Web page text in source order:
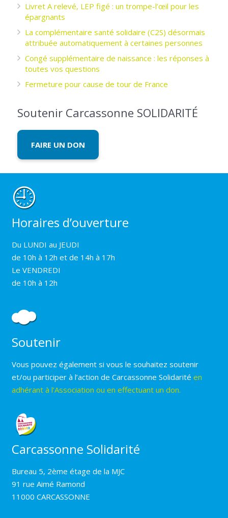
Livret A relevé, LEP figé : un trompe-l’œil pour les
épargnants ­
La complémentaire santé solidaire (C2S) désormais
attribuée automatiquement à certaines personnes
Congé supplémentaire de naissance : les réponses à
toutes vos questions
Fermeture pour cause de tour de France
Soutenir Carcassonne SOLIDARITÉ
FAIRE UN DON
Horaires d’ouverture
Du LUNDI au JEUDI
de 10h à 12h et de 14h à 17h
Le VENDREDI
de 10h à 12h
Soutenir
Vous pouvez également si vous le souhaitez soutenir
et/ou participer à l’action de Carcassonne Solidarité en
adhérant à l’Association ou en effectuant un don.
Carcassonne Solidarité
Bureau 5, 2ème étage de la MJC
91 rue Aimé Ramond
11000 CARCASSONNE